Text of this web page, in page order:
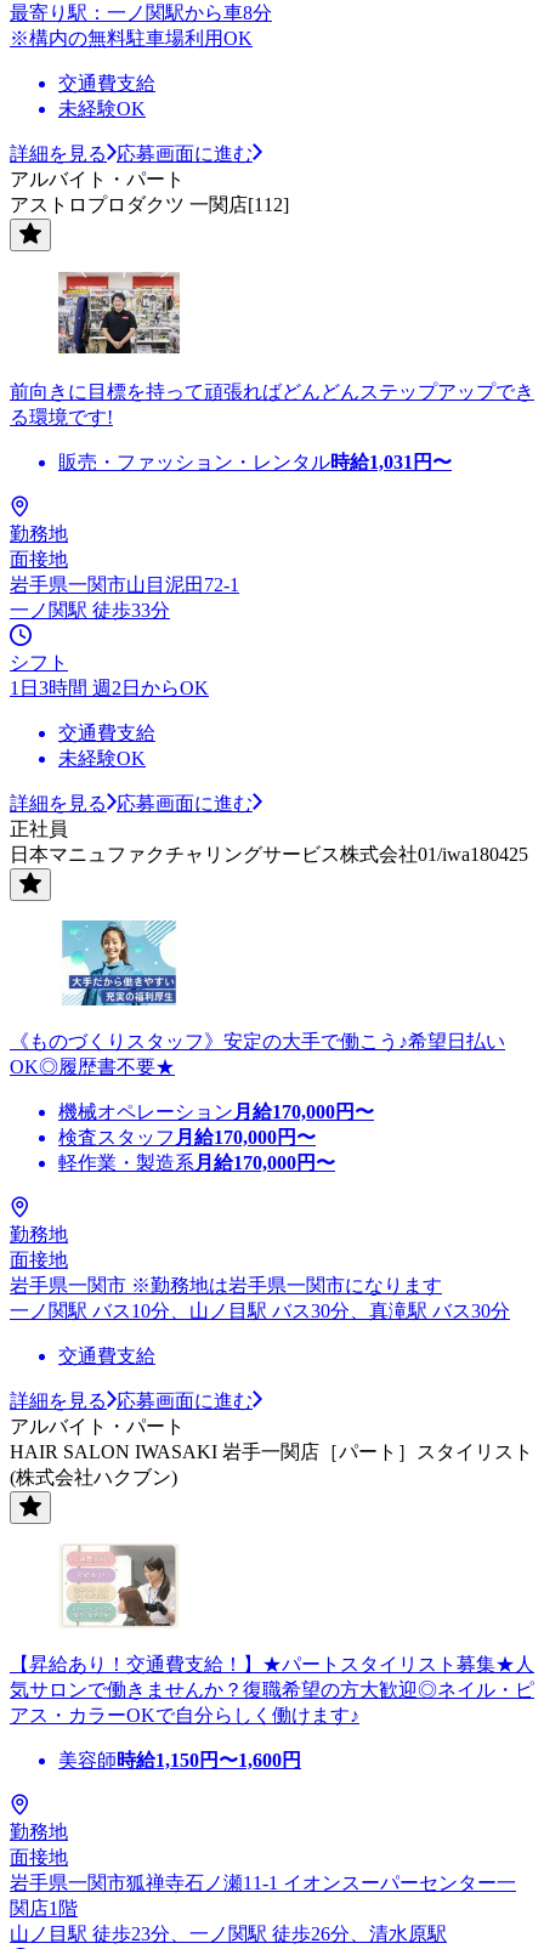
最寄り駅：一ノ関駅から車8分
※構内の無料駐車場利用OK
交通費支給
未経験OK
詳細を見る
応募画面に進む
アルバイト・パート
アストロプロダクツ 一関店[112]
前向きに目標を持って頑張ればどんどんステップアップでき
る環境です!
販売・ファッション・レンタル時給1,031 円〜
勤務地
面接地
岩手県一関市山目泥田72-1
一ノ関駅 徒歩33分
シフト
1日3時間 週2日からOK
交通費支給
未経験OK
詳細を見る
応募画面に進む
正社員
日本マニュファクチャリングサービス株式会社01/iwa180425
《ものづくりスタッフ》安定の大手で働こう♪希望日払い
OK◎履歴書不要★
機械オペレーション 月給170,000円〜
検査スタッフ 月給170,000円〜
軽作業・製造系 月給170,000円〜
勤務地
面接地
岩手県一関市 ※勤務地は岩手県一関市になります
一ノ関駅 バス10分、山ノ目駅 バス30分、真滝駅 バス30分
交通費支給
詳細を見る
応募画面に進む
アルバイト・パート
HAIR SALON IWASAKI 岩手一関店［パート］スタイリスト
(株式会社ハクブン)
【昇給あり！交通費支給！】★パートスタイリスト募集★人
気サロンで働きませんか？復職希望の方大歓迎◎ネイル・ピ
アス・カラーOKで自分らしく働けます♪
美容師時給1,150円〜1,600円
勤務地
面接地
岩手県一関市狐禅寺石ノ瀬11-1 イオンスーパーセンター一
関店1階
山ノ目駅 徒歩23分、一ノ関駅 徒歩26分、清水原駅